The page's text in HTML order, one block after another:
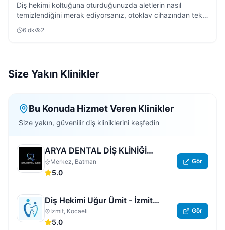
Diş hekimi koltuğuna oturduğunuzda aletlerin nasıl
temizlendiğini merak ediyorsanız, otoklav cihazından tek
6 dk 2
Size Yakın Klinikler
Bu Konuda Hizmet Veren Klinikler
Size yakın, güvenilir diş kliniklerini keşfedin
ARYA DENTAL DİŞ KLİNİĞİ
BATMAN
Merkez, Batman
5.0
Gör
Diş Hekimi Uğur Ümit - İzmit
Nöbetçi Dişçi | Kocaeli 7/24 Açık
Acil Özel Diş Hastanesi
İzmit, Kocaeli
5.0
Gör